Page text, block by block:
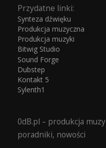
Przydatne linki:
Synteza dźwięku
Produkcja muzyczna
Produkcja muzyki
Bitwig Studio
Sound Forge
Dubstep
Kontakt 5
Sylenth1
0dB.pl – produkcja
poradniki, nowości